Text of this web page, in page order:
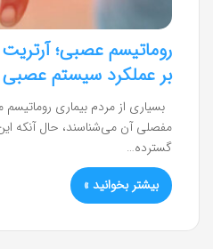
روماتیسم عصبی؛ آرتریت
بر عملکرد سیستم
بسیاری از مردم بیماری
مفصلی آن می‌شناسند، حال آنکه
گسترده…
بیشتر بخوانید »